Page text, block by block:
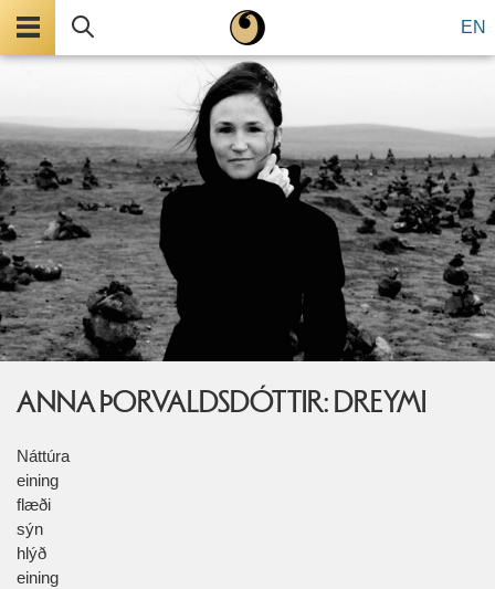
EN
ANNA ÞORVALDSDÓTTIR: DREYMI
Náttúra
eining
flæði
sýn
hlýð
eining